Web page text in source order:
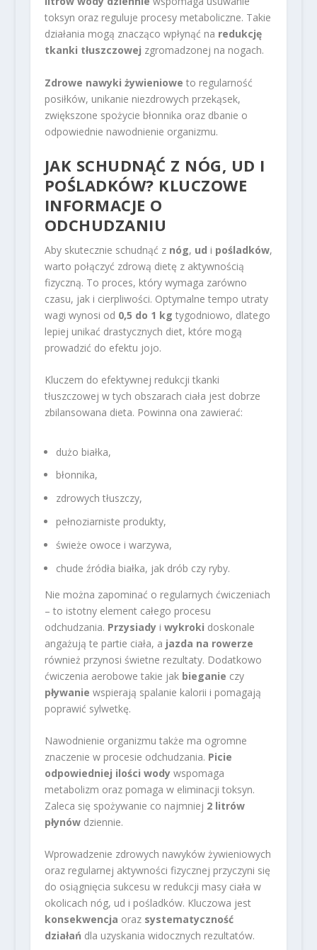
toksyn oraz reguluje procesy metaboliczne. Takie
działania mogą znacząco wpłynąć na redukcję
tkanki tłuszczowej zgromadzonej na nogach.
Zdrowe nawyki żywieniowe to regularność
posiłków, unikanie niezdrowych przekąsek,
zwiększone spożycie błonnika oraz dbanie o
odpowiednie nawodnienie organizmu.
JAK SCHUDNĄĆ Z NÓG, UD I
POŚLADKÓW? KLUCZOWE
INFORMACJE O
ODCHUDZANIU
Aby skutecznie schudnąć z nóg, ud i pośladków,
warto połączyć zdrową dietę z aktywnością
fizyczną. To proces, który wymaga zarówno
czasu, jak i cierpliwości. Optymalne tempo utraty
wagi wynosi od 0,5 do 1 kg tygodniowo, dlatego
lepiej unikać drastycznych diet, które mogą
prowadzić do efektu jojo.
Kluczem do efektywnej redukcji tkanki
tłuszczowej w tych obszarach ciała jest dobrze
zbilansowana dieta. Powinna ona zawierać:
dużo białka,
błonnika,
zdrowych tłuszczy,
pełnoziarniste produkty,
świeże owoce i warzywa,
chude źródła białka, jak drób czy ryby.
Nie można zapominać o regularnych ćwiczeniach
– to istotny element całego procesu
odchudzania. Przysiadyi wykroki doskonale
angażują te partie ciała, a jazda na rowerze
również przynosi świetne rezultaty. Dodatkowo
ćwiczenia aerobowe takie jak bieganie czy
pływanie wspierają spalanie kalorii i pomagają
poprawić sylwetkę.
Nawodnienie organizmu także ma ogromne
znaczenie w procesie odchudzania. Picie
odpowiedniej ilości wodywspomaga
metabolizm oraz pomaga w eliminacji toksyn.
Zaleca się spożywanie co najmniej 2 litrów
płynówdziennie.
Wprowadzenie zdrowych nawyków żywieniowych
oraz regularnej aktywności fizycznej przyczyni się
do osiągnięcia sukcesu w redukcji masy ciała w
okolicach nóg, ud i pośladków. Kluczowa jest
konsekwencja oraz systematyczność
działań dla uzyskania widocznych rezultatów.